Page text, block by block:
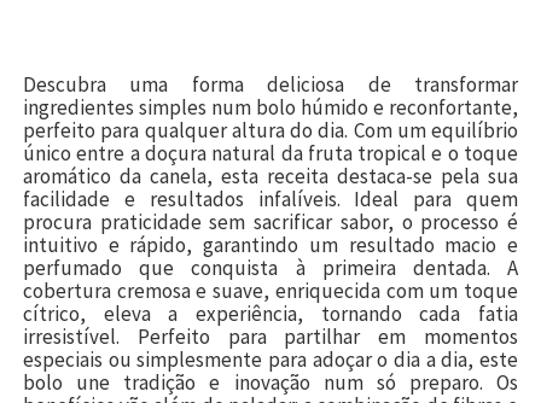
Descubra uma forma deliciosa de transformar
ingredientes simples num bolo húmido e reconfortante,
perfeito para qualquer altura do dia. Com um equilíbrio
único entre a doçura natural da fruta tropical e o toque
aromático da canela, esta receita destaca-se pela sua
facilidade e resultados infalíveis. Ideal para quem
procura praticidade sem sacrificar sabor, o processo é
intuitivo e rápido, garantindo um resultado macio e
perfumado que conquista à primeira dentada. A
cobertura cremosa e suave, enriquecida com um toque
cítrico, eleva a experiência, tornando cada fatia
irresistível. Perfeito para partilhar em momentos
especiais ou simplesmente para adoçar o dia a dia, este
bolo une tradição e inovação num só preparo. Os